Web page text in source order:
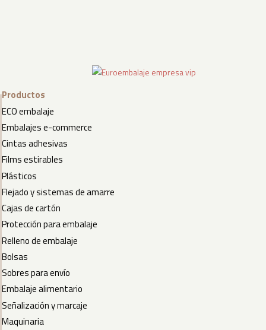
Productos
ECO embalaje
Embalajes e-commerce
Cintas adhesivas
Films estirables
Plásticos
Flejado y sistemas de amarre
Cajas de cartón
Protección para embalaje
Relleno de embalaje
Bolsas
Sobres para envío
Embalaje alimentario
Señalización y marcaje
Maquinaria